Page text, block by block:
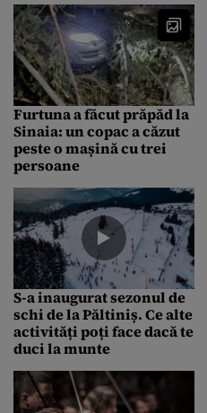
Furtuna a făcut prăpăd la
Sinaia: un copac a căzut
peste o mașină cu trei
persoane
S-a inaugurat sezonul de
schi de la Păltiniș. Ce alte
activități poți face dacă te
duci la munte